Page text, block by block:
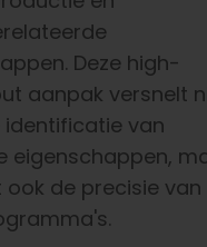
Deze high-
aanpak versnelt
identificatie van
eigenschappen,
de precisie van